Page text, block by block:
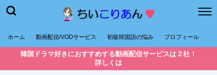
ホーム 動画配信/VODサービス 初級韓国語の悩み プロフィール
韓国ドラマ好きにおすすめする動画配信サービスは２社！
詳しくは